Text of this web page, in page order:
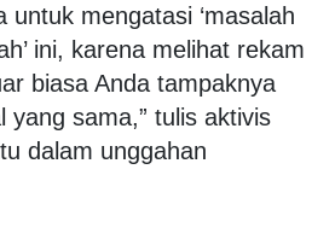
untuk mengatasi ‘masalah
ini, karena melihat rekam
biasa Anda tampaknya
yang sama,” tulis aktivis
dalam unggahan